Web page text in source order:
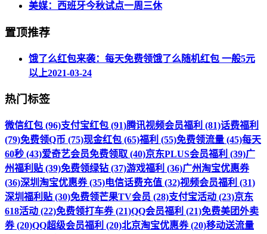
美媒：西班牙今秋试点一周三休
置顶推荐
饿了么红包来袭：每天免费领饿了么随机红包 一般5元
以上2021-03-24
热门标签
微信红包 (96)支付宝红包 (91)腾讯视频会员福利 (81)话费福利
(79)免费领Q币 (75)现金红包 (65)福利 (55)免费领流量 (45)每天
60秒 (43)爱奇艺会员免费领取 (40)京东PLUS会员福利 (39)广
州福利贴 (39)免费领绿钻 (37)游戏福利 (36)广州淘宝优惠券
(36)深圳淘宝优惠券 (35)电信话费充值 (32)视频会员福利 (31)
深圳福利贴 (30)免费领芒果TV会员 (28)支付宝活动 (23)京东
618活动 (22)免费领打车券 (21)QQ会员福利 (21)免费美团外卖
券 (20)QQ超级会员福利 (20)北京淘宝优惠券 (20)移动送流量